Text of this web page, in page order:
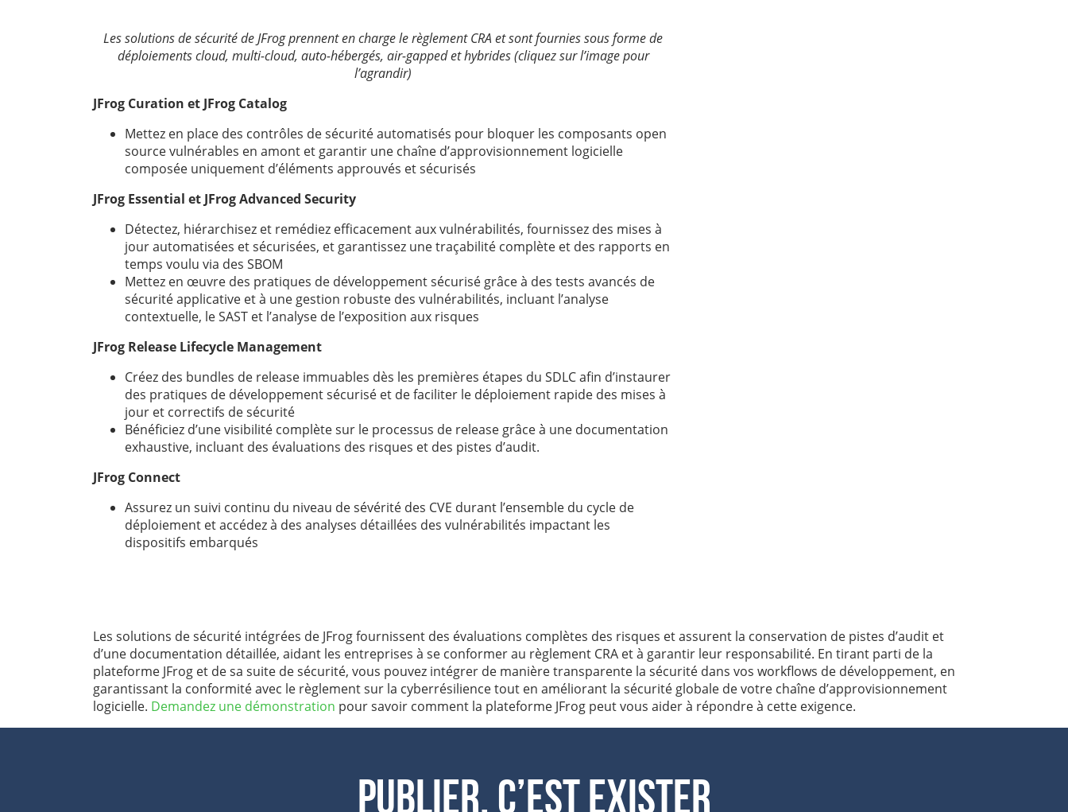
Les solutions de sécurité de JFrog prennent en charge le règlement CRA et sont fournies sous forme de
déploiements cloud, multi-cloud, auto-hébergés, air-gapped et hybrides (cliquez sur l’image pour
l’agrandir)
JFrog Curation et JFrog Catalog
Mettez en place des contrôles de sécurité automatisés pour bloquer les composants open
source vulnérables en amont et garantir une chaîne d’approvisionnement logicielle
composée uniquement d’éléments approuvés et sécurisés
JFrog Essential et JFrog Advanced Security
Détectez, hiérarchisez et remédiez efficacement aux vulnérabilités, fournissez des mises à
jour automatisées et sécurisées, et garantissez une traçabilité complète et des rapports en
temps voulu via des SBOM
Mettez en œuvre des pratiques de développement sécurisé grâce à des tests avancés de
sécurité applicative et à une gestion robuste des vulnérabilités, incluant l’analyse
contextuelle, le SAST et l’analyse de l’exposition aux risques
JFrog Release Lifecycle Management
Créez des bundles de release immuables dès les premières étapes du SDLC afin d’instaurer
des pratiques de développement sécurisé et de faciliter le déploiement rapide des mises à
jour et correctifs de sécurité
Bénéficiez d’une visibilité complète sur le processus de release grâce à une documentation
exhaustive, incluant des évaluations des risques et des pistes d’audit.
JFrog Connect
Assurez un suivi continu du niveau de sévérité des CVE durant l’ensemble du cycle de
déploiement et accédez à des analyses détaillées des vulnérabilités impactant les
dispositifs embarqués
Les solutions de sécurité intégrées de JFrog fournissent des évaluations complètes des risques et assurent la conservation de pistes d’audit et
d’une documentation détaillée, aidant les entreprises à se conformer au règlement CRA et à garantir leur responsabilité. En tirant parti de la
plateforme JFrog et de sa suite de sécurité, vous pouvez intégrer de manière transparente la sécurité dans vos workflows de développement, en
garantissant la conformité avec le règlement sur la cyberrésilience tout en améliorant la sécurité globale de votre chaîne d’approvisionnement
logicielle. Demandez une démonstration pour savoir comment la plateforme JFrog peut vous aider à répondre à cette exigence.
Publier, c’est exister